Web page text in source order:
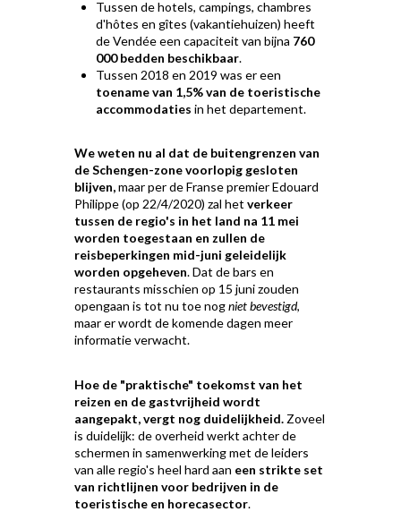
Tussen de hotels, campings, chambres
d'hôtes en gîtes (vakantiehuizen) heeft
de Vendée een capaciteit van bijna 760
000 bedden beschikbaar.
Tussen 2018 en 2019 was er een
toename van 1,5% van de toeristische
accommodaties in het departement.
We weten nu al dat de buitengrenzen van
de Schengen-zone voorlopig gesloten
blijven,maar per de Franse premier Edouard
Philippe (op 22/4/2020) zal hetverkeer
tussen de regio's in het land na 11 mei
worden toegestaan en zullen de
reisbeperkingen mid-juni geleidelijk
worden opgeheven. Dat de bars en
restaurants misschien op 15 juni zouden
opengaan is tot nu toe nogniet bevestigd,
maar er wordt de komende dagen meer
informatie verwacht.
Hoe de "praktische" toekomst van het
reizen en de gastvrijheid wordt
aangepakt, vergt nog duidelijkheid. Zoveel
is duidelijk: de overheid werkt achter de
schermen in samenwerking met de leiders
van alle regio's heel hard aan een strikte set
van richtlijnen voor bedrijven in de
toeristische en horecasector.